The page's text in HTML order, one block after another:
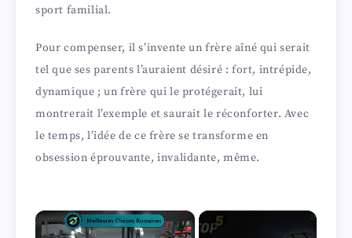
sport familial.
Pour compenser, il s’invente un frère aîné qui serait
tel que ses parents l’auraient désiré : fort, intrépide,
dynamique ; un frère qui le protégerait, lui
montrerait l’exemple et saurait le réconforter. Avec
le temps, l’idée de ce frère se transforme en
obsession éprouvante, invalidante, même.
×